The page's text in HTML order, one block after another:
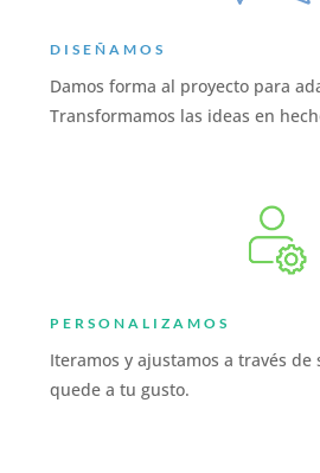
DISEÑAMOS
Damos forma al proyecto para
Transformamos las ideas en
PERSONALIZAMOS
Iteramos y ajustamos a través
quede a tu gusto.